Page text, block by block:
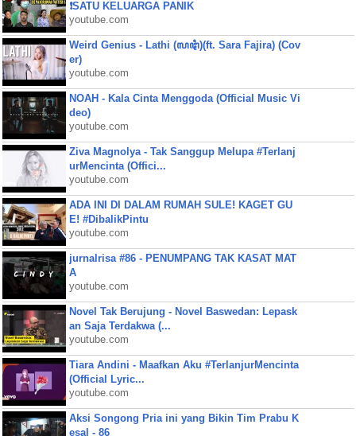
❗SATU KELUARGA PANIK
youtube.com
Weird Genius - Lathi (ꦭꦛꦶ)(ft. Sara Fajira) (Cov
er)
youtube.com
NOAH - Kala Cinta Menggoda (Official Music Vi
deo)
youtube.com
Ziva Magnolya - Tak Sanggup Melupa #Terlanj
urMencinta (Offici...
youtube.com
ADA INI DI DALAM RUMAH SULE! KAGET GU
E! #DibalikPintu
youtube.com
jurnalrisa #86 - PENUMPANG TAK KASAT MAT
A
youtube.com
Novel Tak Berujung - Novel Baswedan: Lepask
an Saja Terdakwa (...
youtube.com
Tiara Andini - Maafkan Aku #TerlanjurMencinta
(Official Lyric...
youtube.com
Aksi Songong Pria ini yang Bikin Tim Prabu K
esal - 86